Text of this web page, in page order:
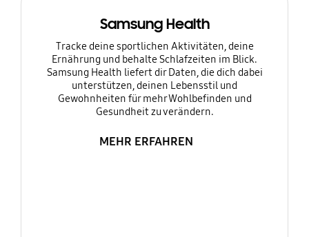
Samsung Health
Tracke deine sportlichen Aktivitäten, deine
Ernährung und behalte Schlafzeiten im Blick.
Samsung Health liefert dir Daten, die dich dabei
unterstützen, deinen Lebensstil und
Gewohnheiten für mehr Wohlbefinden und
Gesundheit zu verändern.
MEHR ERFAHREN